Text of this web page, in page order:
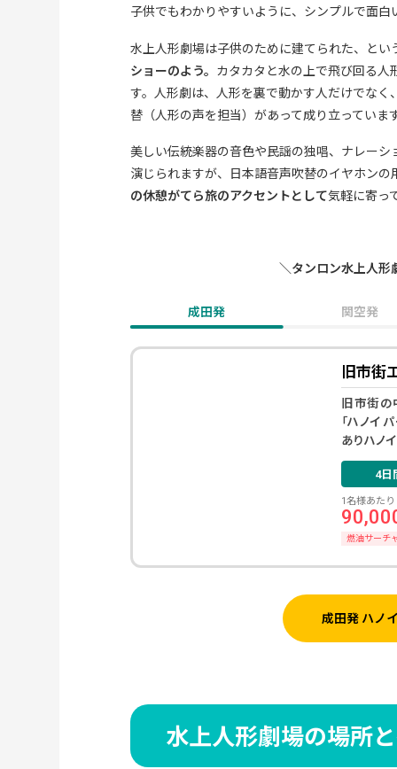
子供でもわかりやすいように、シンプルで面
水上人形劇場は子供のために建てられた、とい
ショーのよう。 カタカタと水の上で飛び回る人
す。人形劇は、人形を裏で動かす人だけでな
替（人形の声を担当）があって成り立っていま
美しい伝統楽器の音色や民謡の独唱、ナレー
演じられますが、日本語音声吹替のイヤホン
の休憩がてら旅のアクセントとして気軽に寄っ
＼タンロン水上人形劇に近い
成田発 関空発
旧市街
旧市街
「ハノイ
ありハノ
4日
1名様あたり
燃油サーチ
成田発 ハノ
水上人形劇場の場所